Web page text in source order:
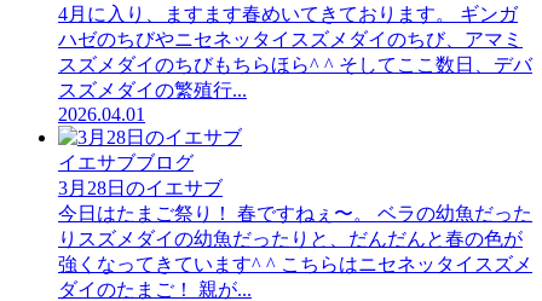
4月に入り、ますます春めいてきております。 ギンガ
ハゼのちびやニセネッタイスズメダイのちび、アマミ
スズメダイのちびもちらほら^ ^ そしてここ数日、デバ
スズメダイの繁殖行...
2026.04.01
イエサブブログ
3月28日のイエサブ
今日はたまご祭り！ 春ですねぇ〜。 ベラの幼魚だった
りスズメダイの幼魚だったりと、だんだんと春の色が
強くなってきています^ ^ こちらはニセネッタイスズメ
ダイのたまご！ 親が...